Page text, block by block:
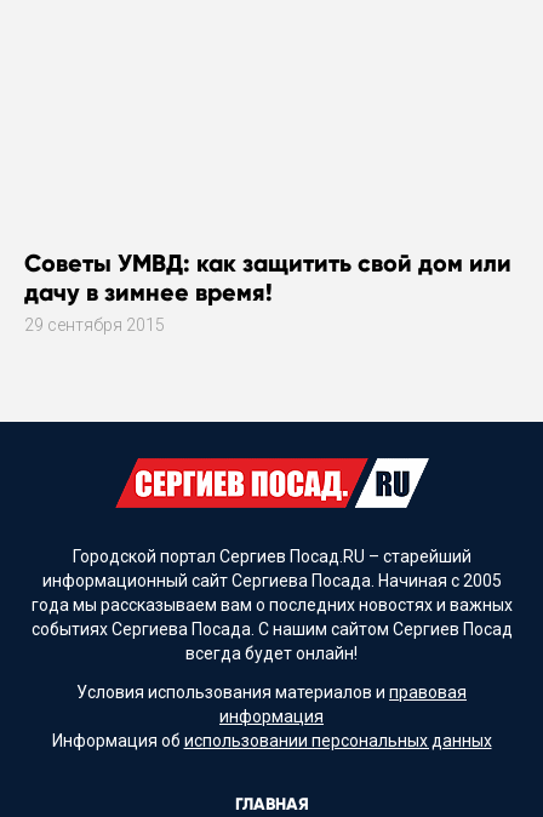
Советы УМВД: как защитить свой дом или
дачу в зимнее время!
29 сентября 2015
Городской портал Сергиев Посад.RU – старейший
информационный сайт Сергиева Посада. Начиная с 2005
года мы рассказываем вам о последних новостях и важных
событиях Сергиева Посада. С нашим сайтом Сергиев Посад
всегда будет онлайн!
Условия использования материалов и правовая
информация
Информация об использовании персональных данных
ГЛАВНАЯ